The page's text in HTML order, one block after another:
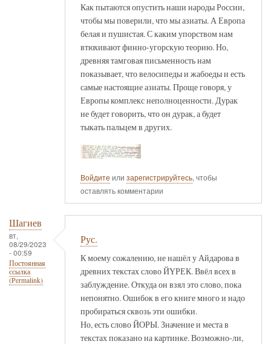
Как пытаются опустить наши народы России,
чтобы мы поверили, что мы азиаты. А Европа
белая и пушистая. С каким упорством нам
втюхивают финно-угорскую теорию. Но,
древняя тамговая письменность нам
показывает, что велосипеды и жабоеды и есть
самые настоящие азиаты. Проще говоря, у
Европы комплекс неполноценности. Дурак
не будет говорить, что он дурак, а будет
тыкать пальцем в других.
Войдите или зарегистрируйтесь, чтобы
оставлять комментарии
Шагиев
вт,
08/29/2023
- 00:59
Постоянная
ссылка
(Permalink)
Рус.
К моему сожалению, не нашёл у Айдарова в
древних текстах слово ЙҮРЕК. Ввёл всех в
заблуждение. Откуда он взял это слово, пока
непонятно. Ошибок в его книге много и надо
пробираться сквозь эти ошибки.
Но, есть слово ЙОРЫ. Значение и места в
текстах показано на картинке. Возможно-ли,